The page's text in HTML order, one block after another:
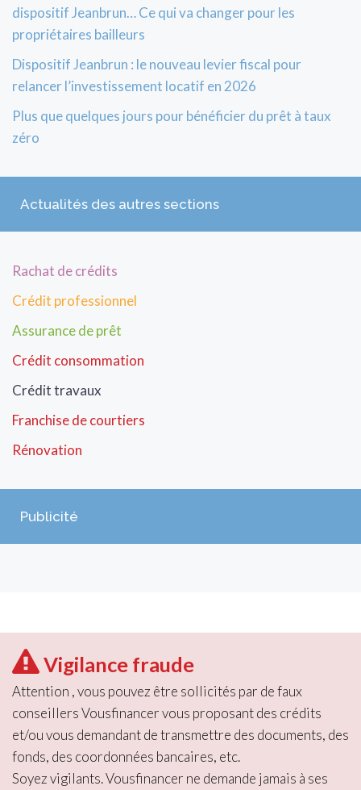
dispositif Jeanbrun… Ce qui va changer pour les
propriétaires bailleurs
Dispositif Jeanbrun : le nouveau levier fiscal pour
relancer l’investissement locatif en 2026
Plus que quelques jours pour bénéficier du prêt à taux
zéro
Actualités des autres sections
Rachat de crédits
Crédit professionnel
Assurance de prêt
Crédit consommation
Crédit travaux
Franchise de courtiers
Rénovation
Publicité
Vigilance fraude
Attention , vous pouvez être sollicités par de faux
conseillers Vousfinancer vous proposant des crédits
et/ou vous demandant de transmettre des documents, des
fonds, des coordonnées bancaires, etc.
Soyez vigilants. Vousfinancer ne demande jamais à ses